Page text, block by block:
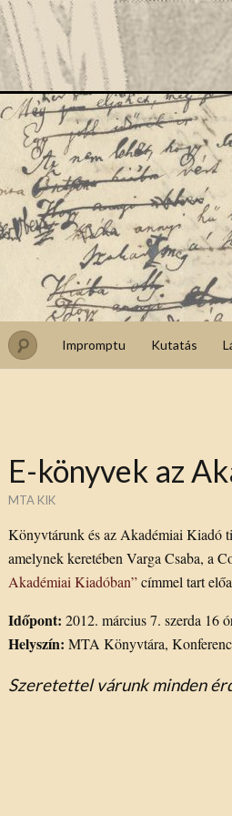
Impromptu Kutatás
E-könyvek az
MTA KIK
Könyvtárunk és az Akadémiai Kiadó
amelynek keretében Varga Csaba, a
Akadémiai Kiadóban”címmel tart
Időpont: 2012. március 7. szerda 16
Helyszín: MTA Könyvtára,
Szeretettel várunk minden